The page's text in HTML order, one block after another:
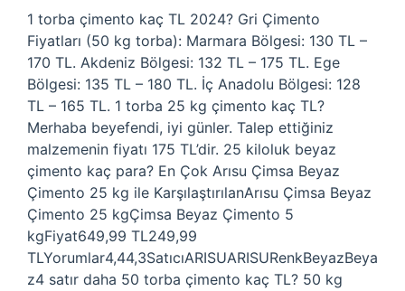
1 torba çimento kaç TL 2024? Gri Çimento
Fiyatları (50 kg torba): Marmara Bölgesi: 130 TL –
170 TL. Akdeniz Bölgesi: 132 TL – 175 TL. Ege
Bölgesi: 135 TL – 180 TL. İç Anadolu Bölgesi: 128
TL – 165 TL. 1 torba 25 kg çimento kaç TL?
Merhaba beyefendi, iyi günler. Talep ettiğiniz
malzemenin fiyatı 175 TL’dir. 25 kiloluk beyaz
çimento kaç para? En Çok Arısu Çimsa Beyaz
Çimento 25 kg ile KarşılaştırılanArısu Çimsa Beyaz
Çimento 25 kgÇimsa Beyaz Çimento 5
kgFiyat649,99 TL249,99
TLYorumlar4,44,3SatıcıARISUARISURenkBeyazBeya
z4 satır daha 50 torba çimento kaç TL? 50 kg